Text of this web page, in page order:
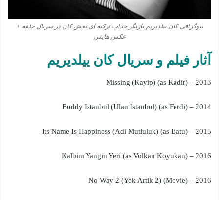
بیوگرافی کان ییلدیریم بازیگر جذاب ترکیه ای نقش کان در سریال حلقه +
عکس هایش
آثار فیلم و سریال کان ییلدیریم
2013 – Missing (Kayip) (as Kadir)
2014 – Buddy Istanbul (Ulan Istanbul) (as Ferdi)
2015 – Its Name Is Happiness (Adi Mutluluk) (as Batu)
2016 – Kalbim Yangin Yeri (as Volkan Koyukan)
2016 – No Way 2 (Yok Artik 2) (Movie)